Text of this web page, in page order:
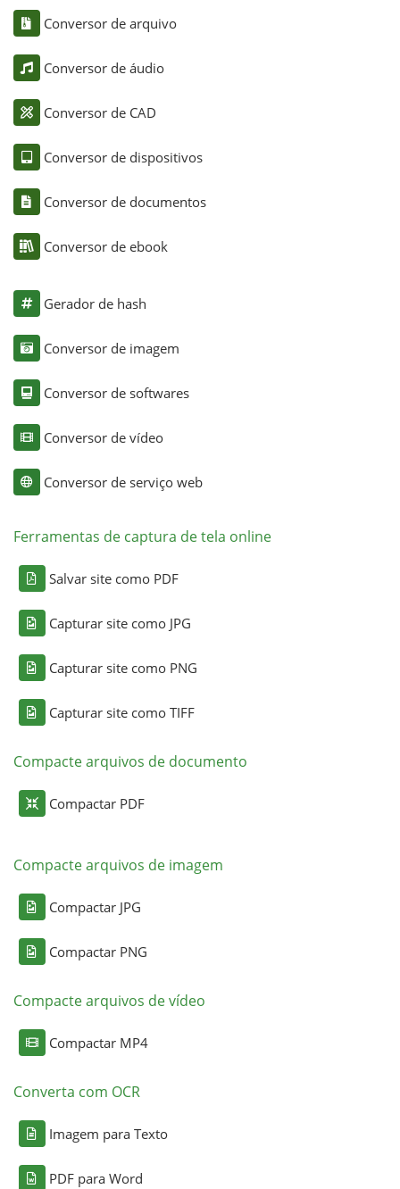
Conversor de arquivo
Conversor de áudio
Conversor de CAD
Conversor de dispositivos
Conversor de documentos
Conversor de ebook
Gerador de hash
Conversor de imagem
Conversor de softwares
Conversor de vídeo
Conversor de serviço web
Ferramentas de captura de tela online
Salvar site como PDF
Capturar site como JPG
Capturar site como PNG
Capturar site como TIFF
Compacte arquivos de documento
Compactar PDF
Compacte arquivos de imagem
Compactar JPG
Compactar PNG
Compacte arquivos de vídeo
Compactar MP4
Converta com OCR
Imagem para Texto
PDF para Word